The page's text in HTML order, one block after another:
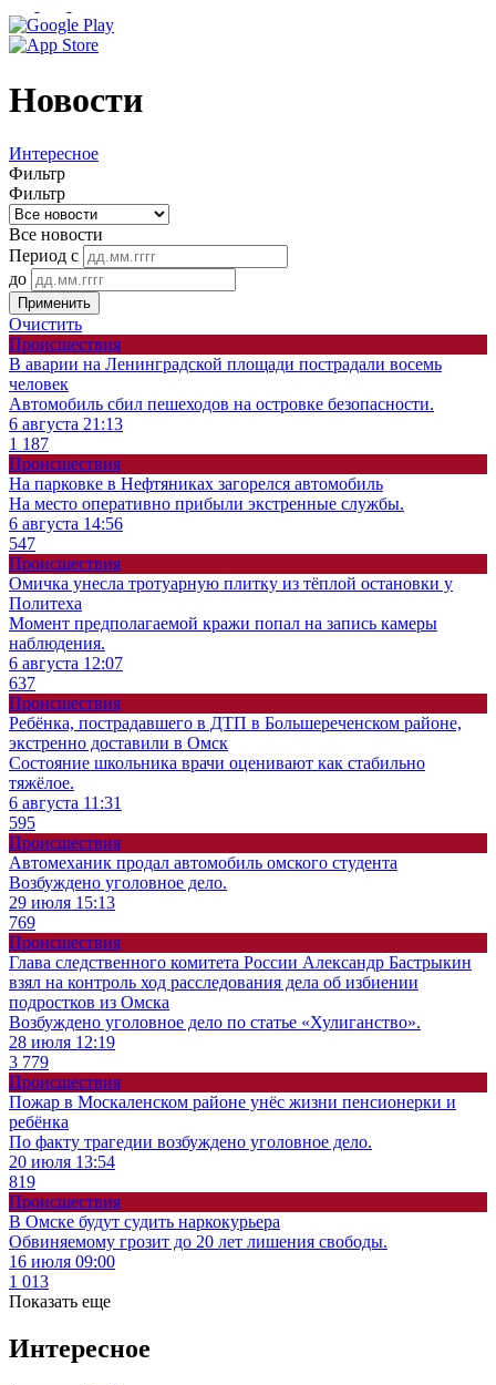
Новости
Интересное
Фильтр
Фильтр
Все новости
Период с
до
Применить
Очистить
Происшествия
В аварии на Ленинградской площади пострадали восемь
человек
Автомобиль сбил пешеходов на островке безопасности.
6 августа 21:13
1 187
Происшествия
На парковке в Нефтяниках загорелся автомобиль
На место оперативно прибыли экстренные службы.
6 августа 14:56
547
Происшествия
Омичка унесла тротуарную плитку из тёплой остановки у
Политеха
Момент предполагаемой кражи попал на запись камеры
наблюдения.
6 августа 12:07
637
Происшествия
Ребёнка, пострадавшего в ДТП в Большереченском районе,
экстренно доставили в Омск
Состояние школьника врачи оценивают как стабильно
тяжёлое.
6 августа 11:31
595
Происшествия
Автомеханик продал автомобиль омского студента
Возбуждено уголовное дело.
29 июля 15:13
769
Происшествия
Глава следственного комитета России Александр Бастрыкин
взял на контроль ход расследования дела об избиении
подростков из Омска
Возбуждено уголовное дело по статье «Хулиганство».
28 июля 12:19
3 779
Происшествия
Пожар в Москаленском районе унёс жизни пенсионерки и
ребёнка
По факту трагедии возбуждено уголовное дело.
20 июля 13:54
819
Происшествия
В Омске будут судить наркокурьера
Обвиняемому грозит до 20 лет лишения свободы.
16 июля 09:00
1 013
Показать еще
Интересное